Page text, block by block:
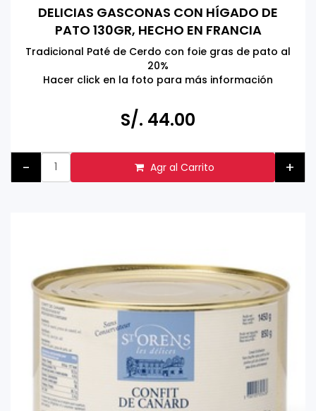
DELICIAS GASCONAS CON HÍGADO DE
PATO 130GR, HECHO EN FRANCIA
Tradicional Paté de Cerdo con foie gras de pato al
20%
Hacer click en la foto para más información
S/. 44.00
- Agr al Carrito +